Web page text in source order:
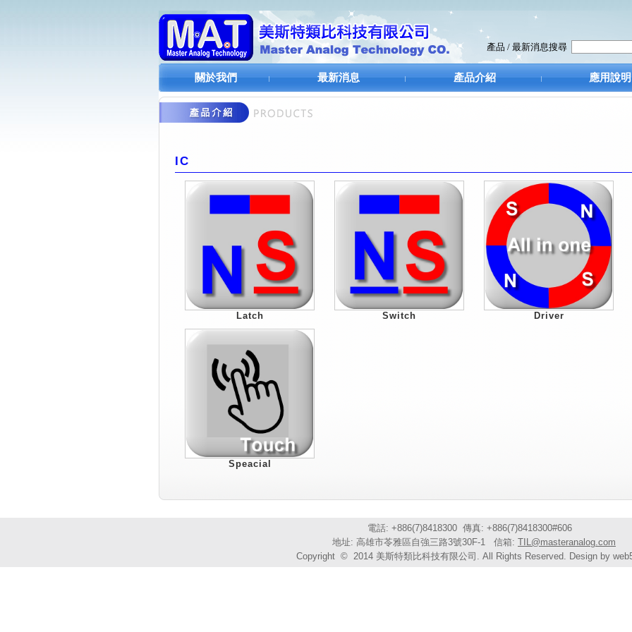
關於我們 最新消息 產品介紹 應用說明
IC
Latch Switch Driver
Speacial
電話: +886(7)8418300 傳真: +886(7)8418300#606
地址: 高雄市苓雅區自強三路3號30F-1 信箱: TIL@masteranalog.com
Copyright © 2014 美斯特類比科技有限公司. All Rights Reserved. Design by